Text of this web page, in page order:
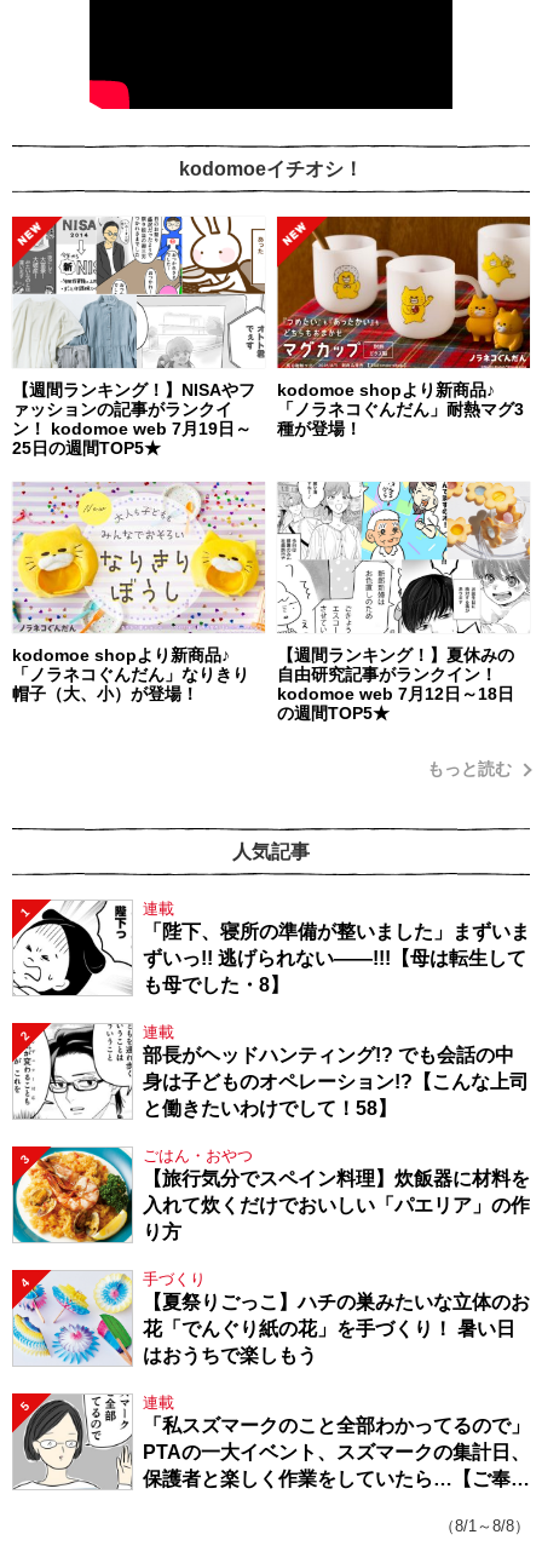
kodomoeイチオシ！
【週間ランキング！】NISAやフ
ァッションの記事がランクイ
ン！ kodomoe web 7月19日～
25日の週間TOP5★
kodomoe shopより新商品♪
「ノラネコぐんだん」耐熱マグ3
種が登場！
kodomoe shopより新商品♪
「ノラネコぐんだん」なりきり
帽子（大、小）が登場！
【週間ランキング！】夏休みの
自由研究記事がランクイン！
kodomoe web 7月12日～18日
の週間TOP5★
もっと読む
人気記事
1 連載
「陛下、寝所の準備が整いました」まずいま
ずいっ!! 逃げられない――!!!【母は転生して
も母でした・8】
2 連載
部長がヘッドハンティング!? でも会話の中
身は子どものオペレーション!?【こんな上司
と働きたいわけでして！58】
3 ごはん・おやつ
【旅行気分でスペイン料理】炊飯器に材料を
入れて炊くだけでおいしい「パエリア」の作
り方
4 手づくり
【夏祭りごっこ】ハチの巣みたいな立体のお
花「でんぐり紙の花」を手づくり！ 暑い日
はおうちで楽しもう
5 連載
「私スズマークのこと全部わかってるので」
PTAの一大イベント、スズマークの集計日、
保護者と楽しく作業をしていたら…【ご奉仕
（8/1～8/8）